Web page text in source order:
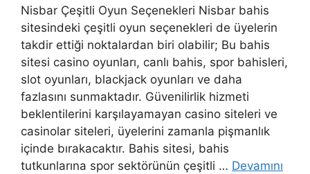
Nisbar Çeşitli Oyun Seçenekleri Nisbar bahis
sitesindeki çeşitli oyun seçenekleri de üyelerin
takdir ettiği noktalardan biri olabilir; Bu bahis
sitesi casino oyunları, canlı bahis, spor bahisleri,
slot oyunları, blackjack oyunları ve daha
fazlasını sunmaktadır. Güvenilirlik hizmeti
beklentilerini karşılayamayan casino siteleri ve
casinolar siteleri, üyelerini zamanla pişmanlık
içinde bırakacaktır. Bahis sitesi, bahis
tutkunlarına spor sektörünün çeşitli … Devamını